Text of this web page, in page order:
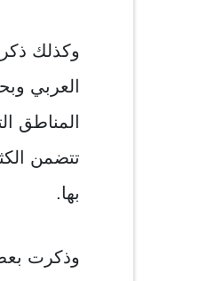
وكذلك
العربي
المناطق
تتضمن
بها.
وذكرت